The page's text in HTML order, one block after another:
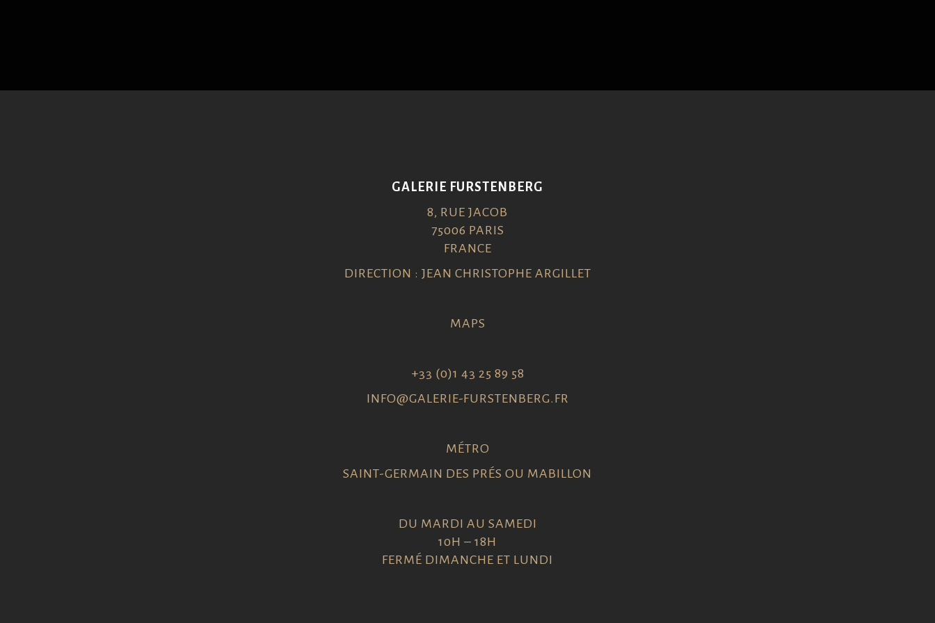
GALERIE FURSTENBERG
8, RUE JACOB
75006 PARIS
FRANCE
DIRECTION : JEAN CHRISTOPHE ARGILLET
MAPS
+33 (0)1 43 25 89 58
INFO@GALERIE-FURSTENBERG.FR
MÉTRO
SAINT-GERMAIN DES PRÉS OU MABILLON
DU MARDI AU SAMEDI
10H – 18H
FERMÉ DIMANCHE ET LUNDI